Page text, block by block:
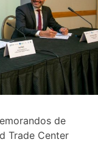
de
Trade Center